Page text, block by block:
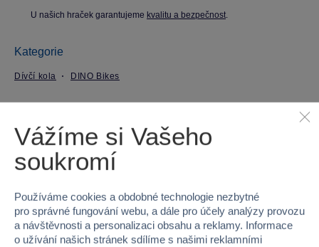
U našich hraček garantujeme kvalitu a bezpečnost.
Kategorie
Dívčí kola DINO Bikes
Značka DINO Bikes
Vážíme si Vašeho
soukromí
Používáme cookies a obdobné technologie nezbytné
pro správné fungování webu, a dále pro účely analýzy provozu
a návštěvnosti a personalizaci obsahu a reklamy. Informace
o užívání našich stránek sdílíme s našimi reklamními